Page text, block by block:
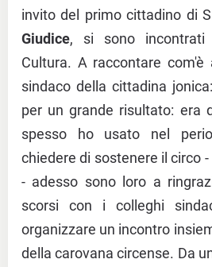
invito del primo cittadino di
Giudice, si sono incontrati
Cultura. A raccontare
sindaco della cittadina
per un grande risultato: era
spesso ho usato nel
chiedere di sostenere il circo
- adesso sono loro a
scorsi con i colleghi
organizzare un incontro
della carovana circense. Da